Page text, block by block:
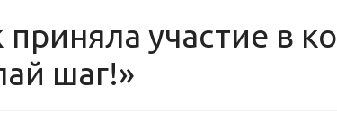
шаг!»